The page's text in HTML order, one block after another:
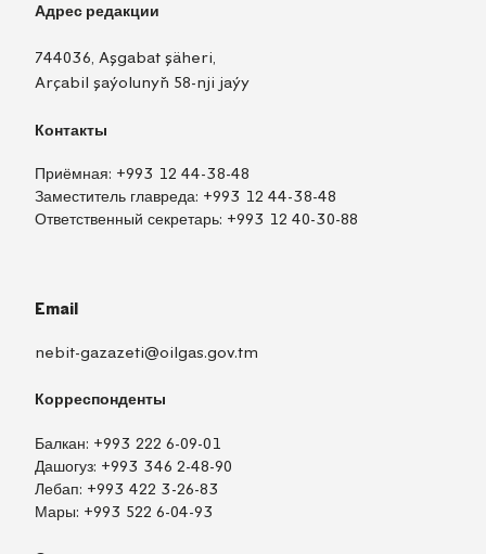
Адрес редакции
744036, Aşgabat şäheri,
Arçabil şaýolunyň 58-nji jaýy
Контакты
Приёмная: +993 12 44-38-48
Заместитель главреда: +993 12 44-38-48
Ответственный секретарь: +993 12 40-30-88
Email
nebit-gazazeti@oilgas.gov.tm
Корреспонденты
Балкан: +993 222 6-09-01
Дашогуз: +993 346 2-48-90
Лебап: +993 422 3-26-83
Мары: +993 522 6-04-93